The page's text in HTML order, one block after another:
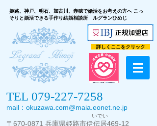
姫路、神戸、明石、加古川、赤穂で婚活をお考えの方へ こっ
そりと婚活できる手作り結婚相談所 ルグランひめじ
詳しくここをクリック
TEL 079-227-7258
mail： okuzawa.com@maia.eonet.ne.jp
いでい
〒 670-0871 兵庫県姫路市伊伝居469-12